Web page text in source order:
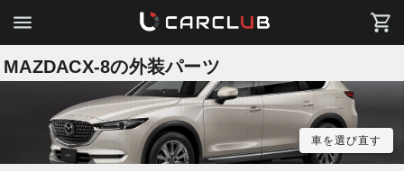
MAZDACX-8の外装パーツ
車を選び直す